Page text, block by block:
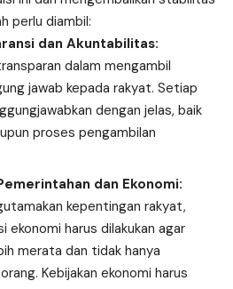
perlu diambil:
dan Akuntabilitas:
dalam mengambil
jawab kepada rakyat. Setiap
dengan jelas, baik
proses pengambilan
dan Ekonomi:
kepentingan rakyat,
ekonomi harus dilakukan agar
merata dan tidak hanya
Kebijakan ekonomi harus